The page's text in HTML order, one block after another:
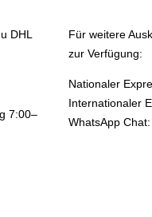
DHL
7:00–
Für weitere
zur Verfügung:
Nationaler
Internationaler
WhatsApp Chat: